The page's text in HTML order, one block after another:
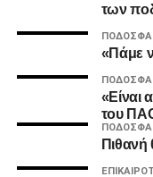
Ο Καμαρά έκρινε
σεζόν με κεφαλιά,
Ατρόμητο και
Ο Τσακαλίδης δεν
φάση. Καταλόγισε
των
«Πάμε
«Είναι
του